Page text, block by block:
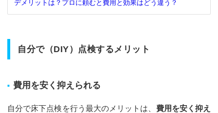
こと
の点
価値
デメリットは？プロに頼むと費用と効果はどう違う？
自分で（DIY）点検するメリット
費用を安く抑えられる
自分で床下点検を行う最大のメリットは、 費用を安く抑え